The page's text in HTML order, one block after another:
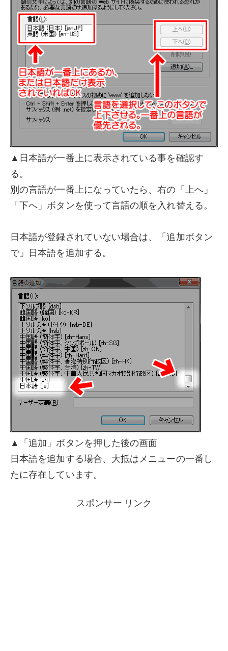
▲日本語が一番上に表示されている事を確認す
る。
別の言語が一番上になっていたら、右の「上へ」
「下へ」ボタンを使って言語の順を入れ替える。
日本語が登録されていない場合は、「追加ボタン
で」日本語を追加する。
▲「追加」ボタンを押した後の画面
日本語を追加する場合、大抵はメニューの一番し
たに存在しています。
スポンサー リンク